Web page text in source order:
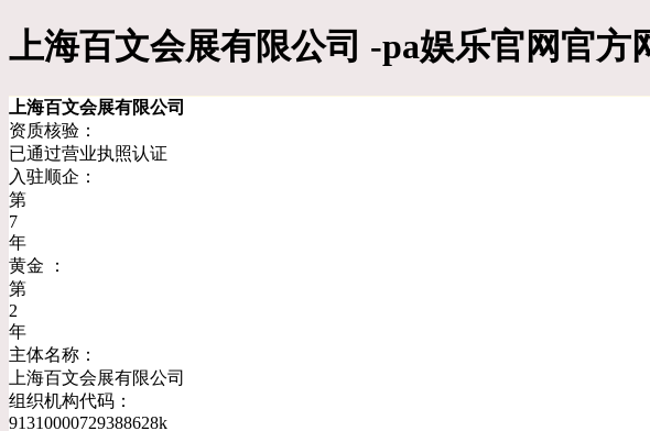
上海百文会展有限公司 -pa娱乐官网官方
上海百文会展有限公司
资质核验：
已通过营业执照认证
入驻顺企：
第
7
年
黄金 ：
第
2
年
主体名称：
上海百文会展有限公司
组织机构代码：
91310000729388628k